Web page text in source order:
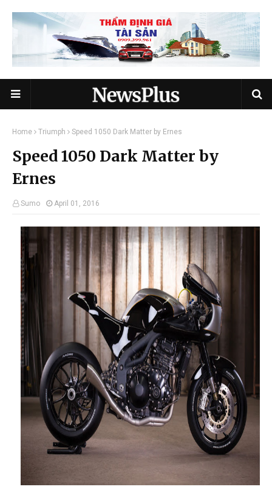
Home Triumph Speed 1050 Dark Matter by Ernes
Speed 1050 Dark Matter by
Ernes
Sumo April 01, 2016